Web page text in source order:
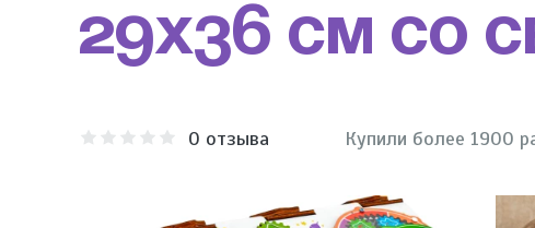
29х36 см со
0 отзыва Купили более 1900